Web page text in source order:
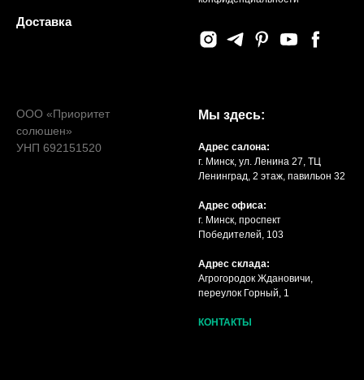
Доставка
ООО «Приоритет
солюшен»
УНП 692151520
Мы здесь:
Адрес салона:
г. Минск, ул. Ленина 27, ТЦ
Ленинград, 2 этаж, павильон 32
Адрес офиса:
г. Минск, проспект
Победителей, 103
Адрес склада:
Агрогородок Ждановичи,
переулок Горный, 1
КОНТАКТЫ